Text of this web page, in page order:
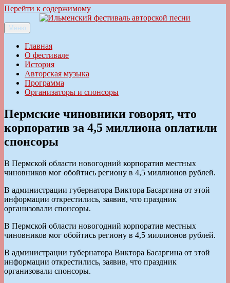
Перейти к содержимому
Ильменский фестиваль авторской песни
Меню
Главная
О фестивале
История
Авторская музыка
Программа
Организаторы и спонсоры
Пермские чиновники говорят, что
корпоратив за 4,5 миллиона оплатили
спонсоры
В Пермской области новогодний корпоратив местных
чиновников мог обойтись региону в 4,5 миллионов рублей.
В администрации губернатора Виктора Басаргина от этой
информации открестились, заявив, что праздник
организовали спонсоры.
В Пермской области новогодний корпоратив местных
чиновников мог обойтись региону в 4,5 миллионов рублей.
В администрации губернатора Виктора Басаргина от этой
информации открестились, заявив, что праздник
организовали спонсоры.